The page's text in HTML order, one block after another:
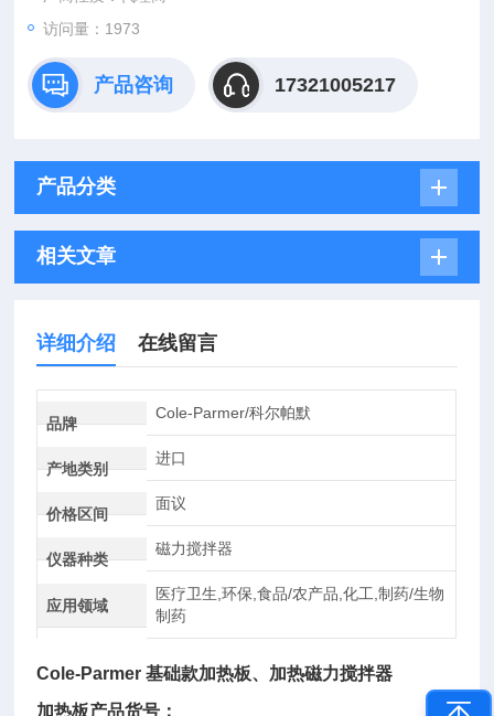
访问量：1973
产品咨询 17321005217
产品分类
相关文章
详细介绍 在线留言
品牌
Cole-Parmer/科尔帕默
产地类别
进口
价格区间
面议
仪器种类
磁力搅拌器
应用领域
医疗卫生,环保,食品/农产品,化工,制药/生物
制药
Cole-Parmer 基础款加热板、加热磁力搅拌器
加热板产品货号：